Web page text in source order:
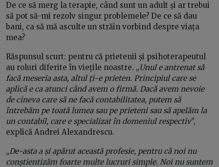
De ce să merg la terapie, când sunt un adult și ar trebui
să pot să-mi rezolv singur problemele? De ce să dau
bani, ca să mă asculte un străin vorbind despre viața
mea?
Răspunsul scurt: pentru că prietenii și psihoterapeutul
au roluri diferite în viețile noastre. „Unul e antrenat să
facă meseria asta, altul ți-e prieten. Principiul care se
aplică e ca atunci când avem o firmă. Dacă avem nevoie
de cineva care să ne facă contabilitatea, putem să
întrebăm pe toată lumea sau pe prieteni sau să apelăm la
un contabil, care e specializat în domeniul respectiv”,
explică Andrei Alexandrescu.
„De-asta a și apărut această profesie, pentru că noi nu
conștientizăm foarte multe lucruri simple. Noi nu suntem